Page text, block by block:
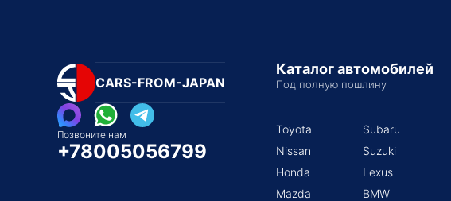
CARS-FROM-JAPAN
Позвоните нам
+78005056799
Каталог автомобилей
Под полную пошлину
Toyota
Nissan
Honda
Mazda
Subaru
Suzuki
Lexus
BMW